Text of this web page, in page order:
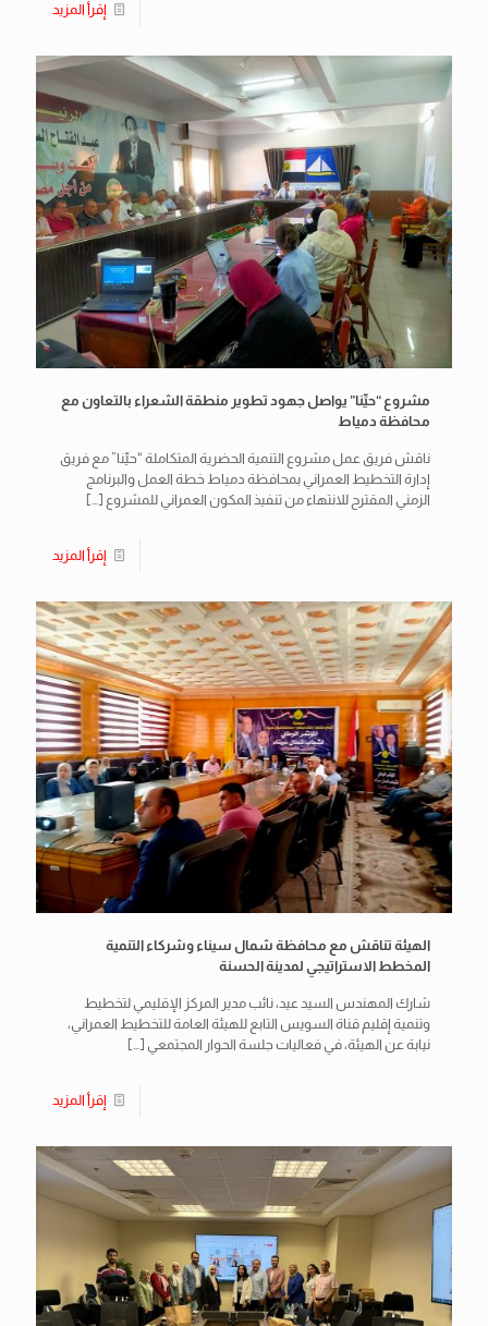
إقرأ المزيد
مشروع “حيِّنا” يواصل جهود تطوير منطقة الشعراء بالتعاون مع
محافظة دمياط
ناقش فريق عمل مشروع التنمية الحضرية المتكاملة “حيِّنا” مع فريق
إدارة التخطيط العمراني بمحافظة دمياط خطة العمل والبرنامج
الزمني المقترح للانتهاء من تنفيذ المكون العمراني للمشروع […]
إقرأ المزيد
الهيئة تناقش مع محافظة شمال سيناء وشركاء التنمية
المخطط الاستراتيجي لمدينة الحسنة
شارك المهندس السيد عيد، نائب مدير المركز الإقليمي لتخطيط
وتنمية إقليم قناة السويس التابع للهيئة العامة للتخطيط العمراني،
نيابة عن الهيئة، في فعاليات جلسة الحوار المجتمعي […]
إقرأ المزيد